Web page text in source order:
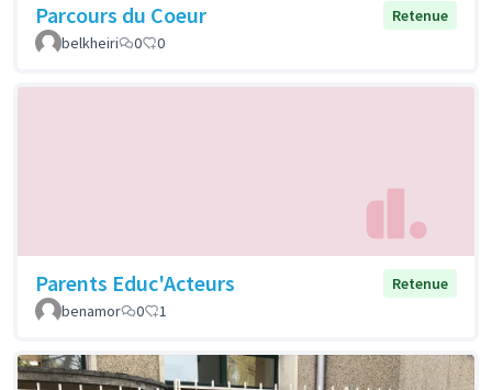
Parcours du Coeur
Retenue
belkheiri
0 0
Parents Educ'Acteurs
Retenue
benamor
0 1